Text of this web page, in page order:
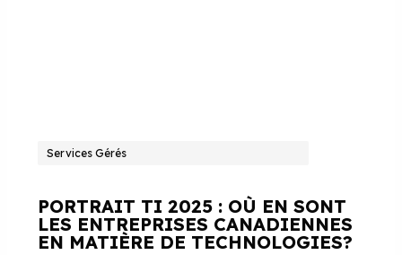
Services Gérés
PORTRAIT TI 2025 : OÙ EN SONT
LES ENTREPRISES CANADIENNES
EN MATIÈRE DE TECHNOLOGIES?